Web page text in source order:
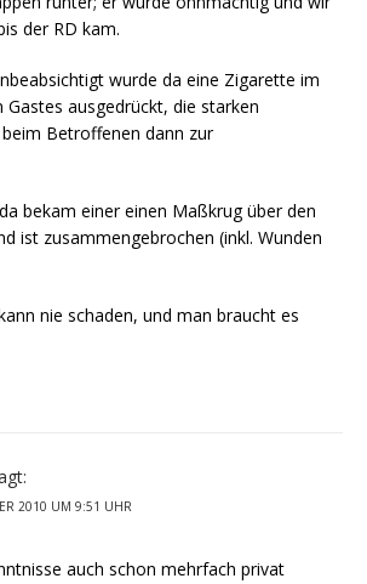
der RD kam.
wurde da eine Zigarette im
Gastes ausgedrückt, die starken
Betroffenen dann zur
bekam einer einen Maßkrug über den
ist zusammengebrochen (inkl. Wunden
nie schaden, und man braucht es
2010 UM 9:51 UHR
auch schon mehrfach privat